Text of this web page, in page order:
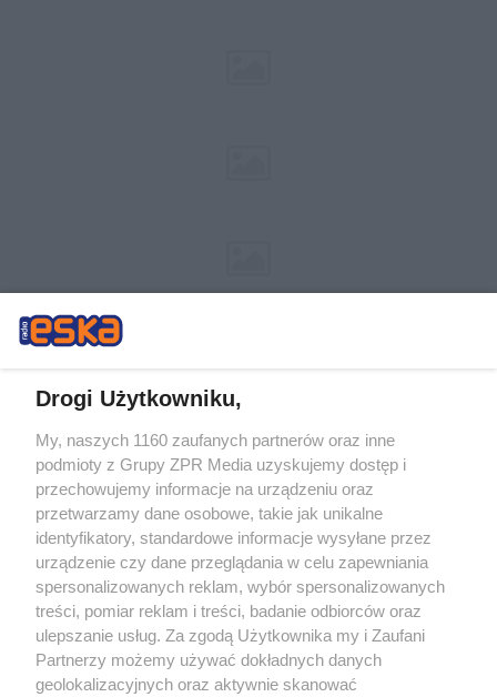
Żaden utwór zamieszczony w serwisie nie może być powielany i
rozpowszechniany lub dalej rozpowszechniany w jakikolwiek sposób (w
tym także elektroniczny lub mechaniczny) na jakimkolwiek polu
eksploatacji w jakiejkolwiek formie, włącznie z umieszczaniem w Internecie
bez pisemnej zgody właściciela praw. Jakiekolwiek użycie lub
wykorzystanie utworów w całości lub w części z naruszeniem prawa, tzn.
bez właściwej zgody, jest zabronione pod groźbą kary i może być ścigane
prawnie.
Drogi Użytkowniku,
My, naszych 1160 zaufanych partnerów oraz inne
podmioty z Grupy ZPR Media uzyskujemy dostęp i
przechowujemy informacje na urządzeniu oraz
przetwarzamy dane osobowe, takie jak unikalne
identyfikatory, standardowe informacje wysyłane przez
urządzenie czy dane przeglądania w celu zapewniania
spersonalizowanych reklam, wybór spersonalizowanych
treści, pomiar reklam i treści, badanie odbiorców oraz
ulepszanie usług. Za zgodą Użytkownika my i Zaufani
Partnerzy możemy używać dokładnych danych
geolokalizacyjnych oraz aktywnie skanować